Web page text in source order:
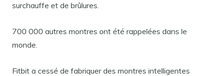
surchauffe et de brûlures.
700 000 autres montres ont été rappelées dans le
monde.
Fitbit a cessé de fabriquer des montres intelligentes